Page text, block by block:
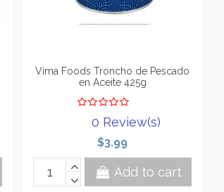
Vima Foods Troncho de Pescado
en Aceite 425g
0 Review(s)
$3.99
Add to cart